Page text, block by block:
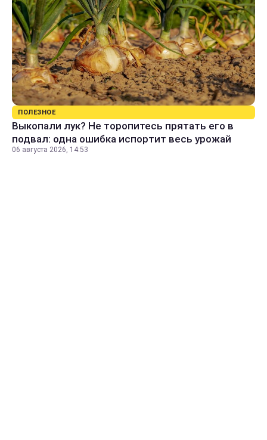
ПОЛЕЗНОЕ
Выкопали лук? Не торопитесь прятать его в
подвал: одна ошибка испортит весь урожай
06 августа 2026, 14:53